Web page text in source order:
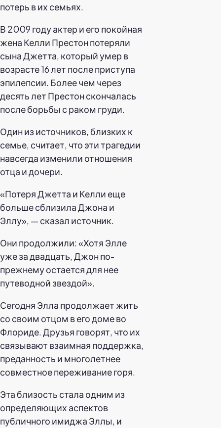
потерь в их семьях.
В 2009 году актер и его покойная
жена Келли Престон потеряли
сына Джетта, который умер в
возрасте 16 лет после приступа
эпилепсии. Более чем через
десять лет Престон скончалась
после борьбы с раком груди.
Один из источников, близких к
семье, считает, что эти трагедии
навсегда изменили отношения
отца и дочери.
«Потеря Джетта и Келли еще
больше сблизила Джона и
Эллу», — сказал источник.
Они продолжили: «Хотя Элле
уже за двадцать, Джон по-
прежнему остается для нее
путеводной звездой».
Сегодня Элла продолжает жить
со своим отцом в его доме во
Флориде. Друзья говорят, что их
связывают взаимная поддержка,
преданность и многолетнее
совместное переживание горя.
Эта близость стала одним из
определяющих аспектов
публичного имиджа Эллы, и